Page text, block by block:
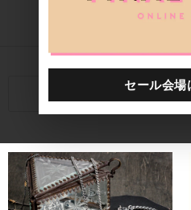
「神戸」に
関連キー